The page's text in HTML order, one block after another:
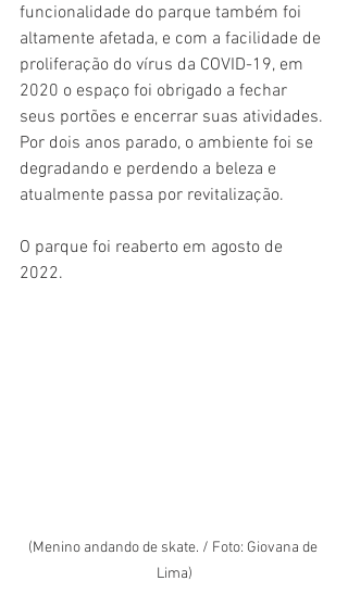
funcionalidade do parque também foi
altamente afetada, e com a facilidade de
proliferação do vírus da COVID-19, em
2020 o espaço foi obrigado a fechar
seus portões e encerrar suas atividades.
Por dois anos parado, o ambiente foi se
degradando e perdendo a beleza e
atualmente passa por revitalização.
O parque foi reaberto em agosto de
2022.
(Menino andando de skate. / Foto: Giovana de
Lima)